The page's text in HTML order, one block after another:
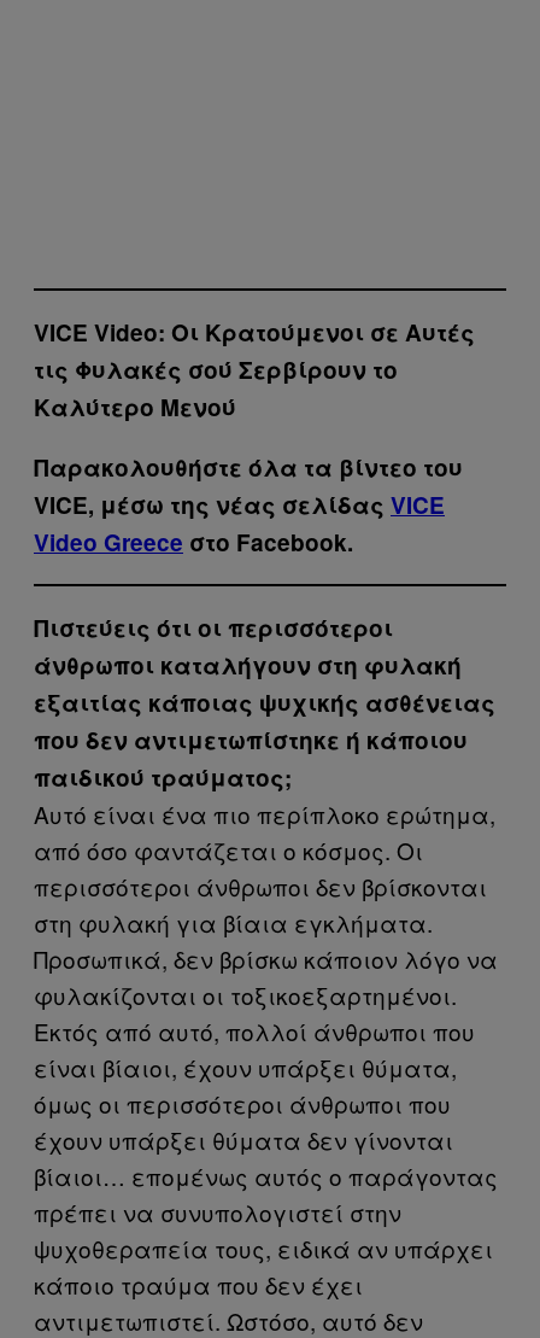
VICE Video: Οι Κρατούμενοι σε Αυτές
τις Φυλακές σού Σερβίρουν το
Καλύτερο Μενού
Παρακολουθήστε όλα τα βίντεo του
VICE, μέσω της νέας σελίδας VICE
Video Greece στο Facebook.
Πιστεύεις ότι οι περισσότεροι
άνθρωποι καταλήγουν στη φυλακή
εξαιτίας κάποιας ψυχικής ασθένειας
που δεν αντιμετωπίστηκε ή κάποιου
παιδικού τραύματος;
Αυτό είναι ένα πιο περίπλοκο ερώτημα,
από όσο φαντάζεται ο κόσμος. Οι
περισσότεροι άνθρωποι δεν βρίσκονται
στη φυλακή για βίαια εγκλήματα.
Προσωπικά, δεν βρίσκω κάποιον λόγο να
φυλακίζονται οι τοξικοεξαρτημένοι.
Εκτός από αυτό, πολλοί άνθρωποι που
είναι βίαιοι, έχουν υπάρξει θύματα,
όμως οι περισσότεροι άνθρωποι που
έχουν υπάρξει θύματα δεν γίνονται
βίαιοι… επομένως αυτός ο παράγοντας
πρέπει να συνυπολογιστεί στην
ψυχοθεραπεία τους, ειδικά αν υπάρχει
κάποιο τραύμα που δεν έχει
αντιμετωπιστεί. Ωστόσο, αυτό δεν